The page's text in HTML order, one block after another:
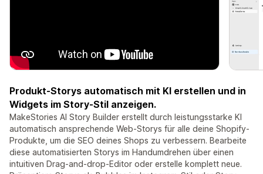
Produkt-Storys automatisch mit KI erstellen und in
Widgets im Story-Stil anzeigen.
MakeStories AI Story Builder erstellt durch leistungsstarke KI
automatisch ansprechende Web-Storys für alle deine Shopify-
Produkte, um die SEO deines Shops zu verbessern. Bearbeite
diese automatisierten Storys im Handumdrehen über einen
intuitiven Drag-and-drop-Editor oder erstelle komplett neue.